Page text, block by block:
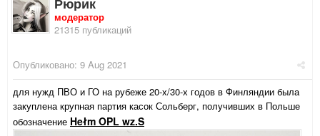
Рюрик
модератор
21315 публикаций
Опубликовано: 9 Aug 2021
для нужд ПВО и ГО на рубеже 20-х/30-х годов в Финляндии была
закуплена крупная партия касок Сольберг, получивших в Польше
обозначение Hełm OPL wz.S